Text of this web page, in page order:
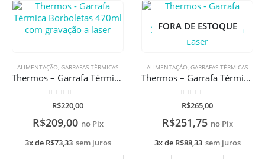
ALIMENTAÇÃO, GARRAFAS TÉRMICAS
Thermos – Garrafa Térmica Borboletas 470ml com gravação a laser
de 5
R$220,00
R$209,00 no Pix
3x de R$73,33 sem juros
FORA DE ESTOQUE
ALIMENTAÇÃO, GARRAFAS TÉRMICAS
Thermos – Garrafa Térmica Dinossauros 355ml com gravação a Laser
de 5
R$265,00
R$251,75 no Pix
3x de R$88,33 sem juros